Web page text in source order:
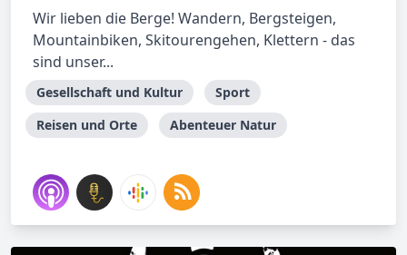
Wir lieben die Berge! Wandern, Bergsteigen,
Mountainbiken, Skitourengehen, Klettern - das
sind unser...
Gesellschaft und Kultur
Sport
Reisen und Orte
Abenteuer Natur